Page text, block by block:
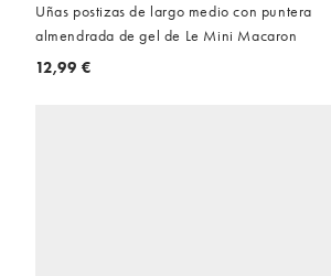
Uñas postizas de largo medio con puntera
almendrada de gel de Le Mini Macaron
12,99 €